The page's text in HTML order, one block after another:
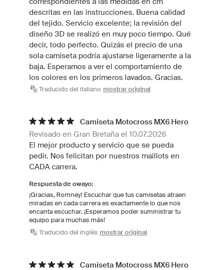
descritas en las instrucciones. Buena calidad
del tejido. Servicio excelente; la revisión del
diseño 3D se realizó en muy poco tiempo. Qué
decir, todo perfecto. Quizás el precio de una
sola camiseta podría ajustarse ligeramente a la
baja. Esperamos a ver el comportamiento de
los colores en los primeros lavados. Gracias.
Traducido del italiano mostrar original
Camiseta Motocross MX6 Hero
Revisado en Gran Bretaña el 10.07.2026
El mejor producto y servicio que se pueda
pedir. Nos felicitan por nuestros maillots en
CADA carrera.
Respuesta de owayo:
¡Gracias, Romney! Escuchar que tus camisetas atraen
miradas en cada carrera es exactamente lo que nos
encanta escuchar. ¡Esperamos poder suministrar tu
equipo para muchas más!
Traducido del inglés mostrar original
Camiseta Motocross MX6 Hero